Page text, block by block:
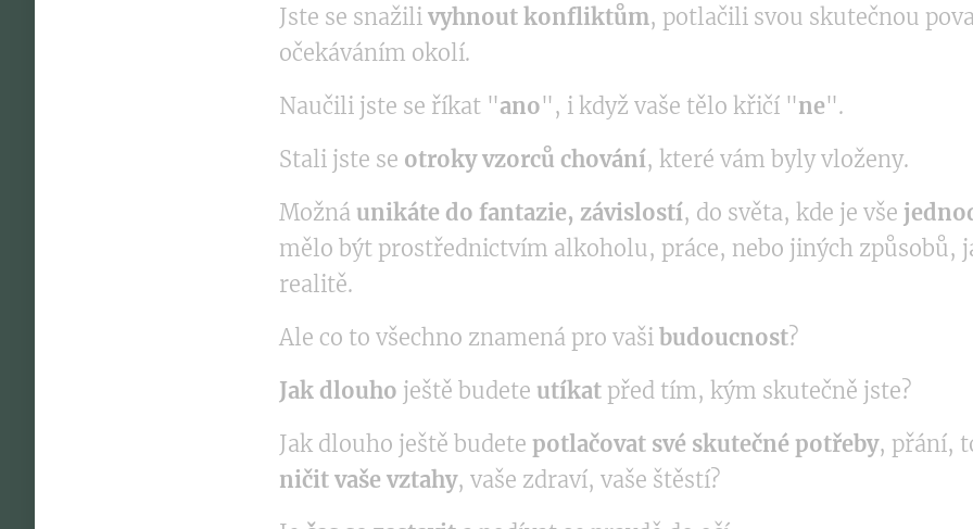
Jste se snažili vyhnout konfliktům, potlačili svou skutečnou
očekáváním okolí.
Naučili jste se říkat "ano", i když vaše tělo křičí "ne".
Stali jste se otroky vzorců chování, které vám byly vloženy.
Možná unikáte do fantazie, závislostí, do světa, kde je vše
mělo být prostřednictvím alkoholu, práce, nebo jiných způsobů,
realitě.
Ale co to všechno znamená pro vaši budoucnost?
Jak dlouho ještě budete utíkat před tím, kým skutečně jste?
Jak dlouho ještě budete potlačovat své skutečné potřeby, přání,
ničit vaše vztahy, vaše zdraví, vaše štěstí?